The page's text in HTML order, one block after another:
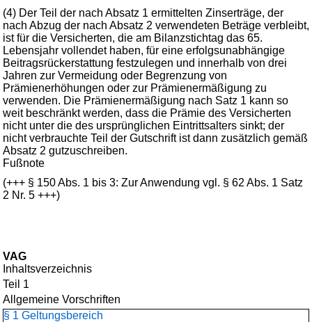
(4) Der Teil der nach Absatz 1 ermittelten Zinserträge, der
nach Abzug der nach Absatz 2 verwendeten Beträge verbleibt,
ist für die Versicherten, die am Bilanzstichtag das 65.
Lebensjahr vollendet haben, für eine erfolgsunabhängige
Beitragsrückerstattung festzulegen und innerhalb von drei
Jahren zur Vermeidung oder Begrenzung von
Prämienerhöhungen oder zur Prämienermäßigung zu
verwenden. Die Prämienermäßigung nach Satz 1 kann so
weit beschränkt werden, dass die Prämie des Versicherten
nicht unter die des ursprünglichen Eintrittsalters sinkt; der
nicht verbrauchte Teil der Gutschrift ist dann zusätzlich gemäß
Absatz 2 gutzuschreiben.
Fußnote
(+++ § 150 Abs. 1 bis 3: Zur Anwendung vgl. § 62 Abs. 1 Satz
2 Nr. 5 +++)
VAG
Inhaltsverzeichnis
Teil 1
Allgemeine Vorschriften
§ 1 Geltungsbereich